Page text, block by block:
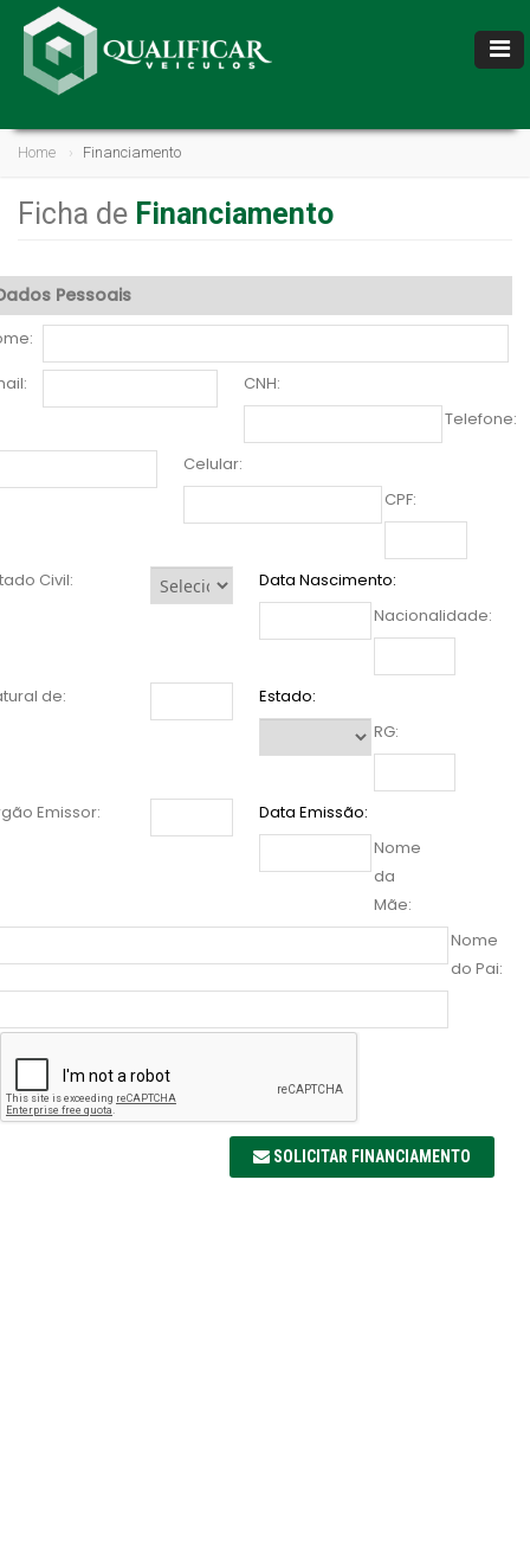
Home Financiamento
Ficha de Financiamento
Pessoais
CNH:
Telefone:
Celular:
CPF:
Civil:
Data Nascimento:
Nacionalidade:
de:
Estado:
RG:
Emissor:
Data Emissão:
Nome
da
Mãe:
Nome
do Pai:
SOLICITAR FINANCIAMENTO